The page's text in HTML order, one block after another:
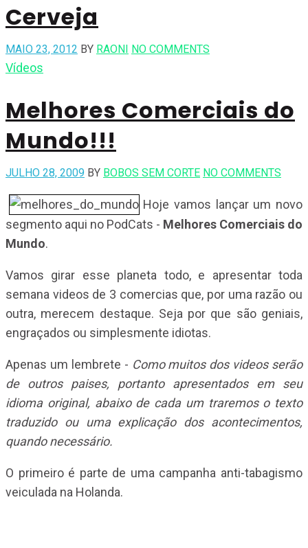
Cerveja
MAIO 23, 2012 BY RAONI NO COMMENTS
Vídeos
Melhores Comerciais do
Mundo!!!
JULHO 28, 2009 BY BOBOS SEM CORTE NO COMMENTS
Hoje vamos lançar um novo
segmento aqui no PodCats - Melhores Comerciais do
Mundo.
Vamos girar esse planeta todo, e apresentar toda
semana videos de 3 comercias que, por uma razão ou
outra, merecem destaque. Seja por que são geniais,
engraçados ou simplesmente idiotas.
Apenas um lembrete - Como muitos dos videos serão
de outros paises, portanto apresentados em seu
idioma original, abaixo de cada um traremos o texto
traduzido ou uma explicação dos acontecimentos,
quando necessário.
O primeiro é parte de uma campanha anti-tabagismo
veiculada na Holanda.